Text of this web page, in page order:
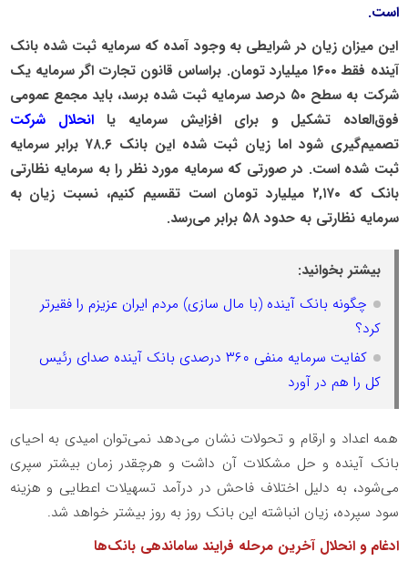
است.
این میزان زیان در شرایطی به وجود آمده که سرمایه ثبت شده بانک
آینده فقط ۱۶۰۰ میلیارد تومان. براساس قانون تجارت اگر سرمایه یک
شرکت به سطح ۵۰ درصد سرمایه ثبت شده برسد، باید مجمع عمومی
فوق‌العاده تشکیل و برای افزایش سرمایه یاانحلال شرکت
تصمیم‌گیری شود اما زیان ثبت شده این بانک ۷۸.۶ برابر سرمایه
ثبت شده است. در صورتی که سرمایه مورد نظر را به سرمایه نظارتی
بانک که ۲,۱۷۰ میلیارد تومان است تقسیم کنیم، نسبت زیان به
سرمایه نظارتی به حدود ۵۸ برابر می‌رسد.
بیشتر بخوانید:
چگونه بانک آینده (با مال سازی) مردم ایران عزیزم را فقیرتر
کرد؟
کفایت سرمایه منفی ۳۶۰ درصدی بانک آینده صدای رئیس
کل را هم در آورد
همه اعداد و ارقام و تحولات نشان می‌دهد نمی‌توان امیدی به احیای
بانک آینده و حل مشکلات آن داشت و هرچقدر زمان بیشتر سپری
می‌شود، به دلیل اختلاف فاحش در درآمد تسهیلات اعطایی و هزینه
سود سپرده، زیان انباشته این بانک روز به روز بیشتر خواهد شد.
ادغام و انحلال آخرین مرحله فرایند ساماندهی بانک‌ها